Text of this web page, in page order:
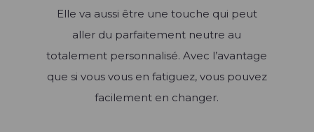
Elle va aussi être une touche qui peut
aller du parfaitement neutre au
totalement personnalisé. Avec l’avantage
que si vous vous en fatiguez, vous pouvez
facilement en changer.